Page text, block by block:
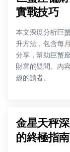
實戰技巧
本文深度分析巨
升方法，包含每
分享，幫助巨蟹
財富的疑問。內
趣的讀者。
金星天秤
的終極指南